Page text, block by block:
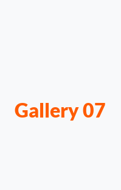
Gallery 07